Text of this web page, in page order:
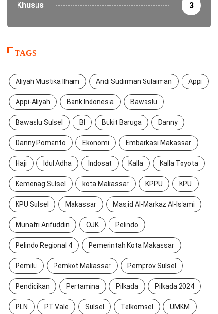
Khusus 3
TAGS
Aliyah Mustika Ilham Andi Sudirman Sulaiman Appi
Appi-Aliyah Bank Indonesia Bawaslu
Bawaslu Sulsel BI Bukit Baruga Danny
Danny Pomanto Ekonomi Embarkasi Makassar
Haji Idul Adha Indosat Kalla Kalla Toyota
Kemenag Sulsel kota Makassar KPPU KPU
KPU Sulsel Makassar Masjid Al-Markaz Al-Islami
Munafri Arifuddin OJK Pelindo
Pelindo Regional 4 Pemerintah Kota Makassar
Pemilu Pemkot Makassar Pemprov Sulsel
Pendidikan Pertamina Pilkada Pilkada 2024
PLN PT Vale Sulsel Telkomsel UMKM